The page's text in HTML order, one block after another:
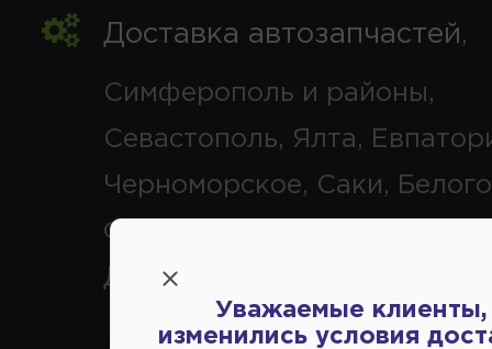
Доставка автозапчастей,
Симферополь и районы,
Севастополь, Ялта,
Черноморское, Саки,
Феодосия, Старый Крым,
Джанкой.
Уважаемые клиенты,
изменились условия